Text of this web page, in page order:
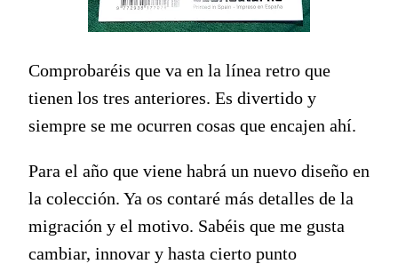
Comprobaréis que va en la línea retro que
tienen los tres anteriores. Es divertido y
siempre se me ocurren cosas que encajen ahí.
Para el año que viene habrá un nuevo diseño en
la colección. Ya os contaré más detalles de la
migración y el motivo. Sabéis que me gusta
cambiar, innovar y hasta cierto punto